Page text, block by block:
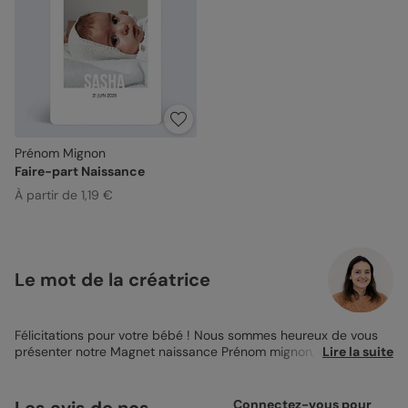
Prénom Mignon
Faire-part Naissance
À partir de 1,19 €
Le mot de la créatrice
Félicitations pour votre bébé ! Nous sommes heureux de vous
présenter notre Magnet naissance Prénom mignon, un produit
personnalisable avec une photo de votre bébé que vous
Lire la suite
Connectez-vous pour